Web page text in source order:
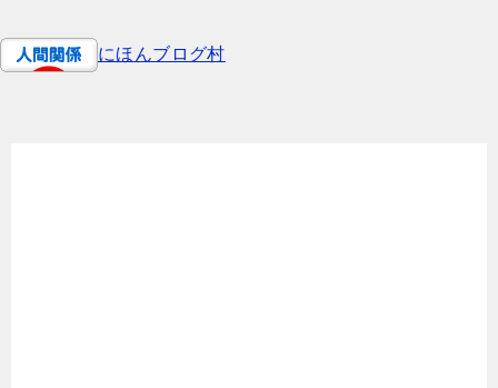
にほんブログ村